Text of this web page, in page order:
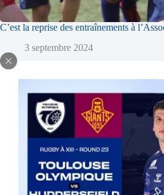
C’est la reprise des entraînements à
3 septembre 2024